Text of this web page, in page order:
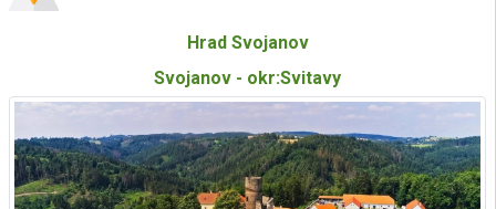
Hrad Svojanov
Svojanov - okr:Svitavy